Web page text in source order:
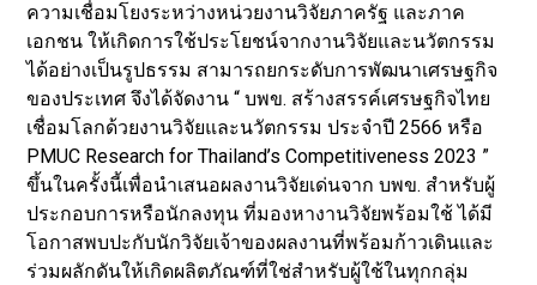
ความเชื่อมโยงระหว่างหน่วยงานวิจัยภาครัฐ และภาค
เอกชน ให้เกิดการใช้ประโยชน์จากงานวิจัยและนวัตกรรม
ได้อย่างเป็นรูปธรรม สามารถยกระดับการพัฒนาเศรษฐกิจ
ของประเทศ จึงได้จัดงาน “ บพข. สร้างสรรค์เศรษฐกิจไทย
เชื่อมโลกด้วยงานวิจัยและนวัตกรรม ประจำปี 2566 หรือ
PMUC Research for Thailand’s Competitiveness 2023 ”
ขึ้นในครั้งนี้เพื่อนำเสนอผลงานวิจัยเด่นจาก บพข. สำหรับผู้
ประกอบการหรือนักลงทุน ที่มองหางานวิจัยพร้อมใช้ ได้มี
โอกาสพบปะกับนักวิจัยเจ้าของผลงานที่พร้อมก้าวเดินและ
ร่วมผลักดันให้เกิดผลิตภัณฑ์ที่ใช่สำหรับผู้ใช้ในทุกกลุ่ม